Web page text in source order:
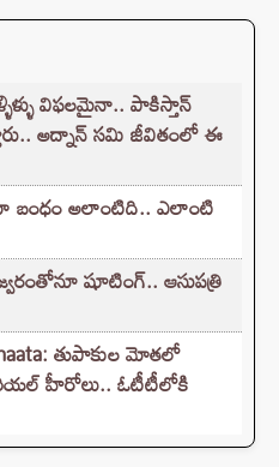
విఫలమైనా.. పాకిస్తాన్
అద్నాన్ సమి జీవితంలో ఈ
బంధం అలాంటిది.. ఎలాంటి
షూటింగ్.. ఆసుపత్రి
తుపాకుల మోతలో
హీరోలు.. ఓటీటీలోకి